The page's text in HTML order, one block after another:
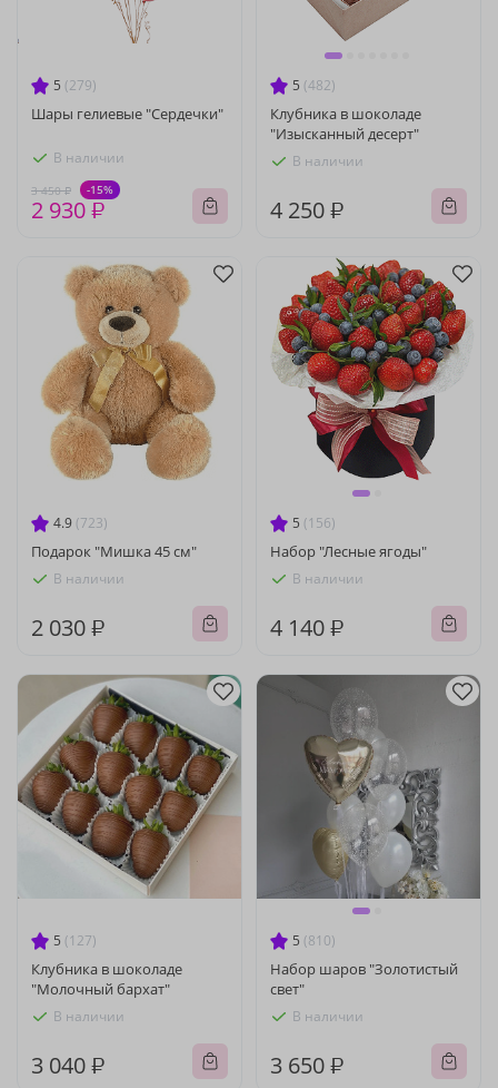
5 (279)
Шары гелиевые "Сердечки"
В наличии
3 450 ₽ -15%
2 930 ₽
5 (482)
Клубника в шоколаде
"Изысканный десерт"
В наличии
4 250 ₽
4.9 (723)
Подарок "Мишка 45 см"
В наличии
2 030 ₽
5 (156)
Набор "Лесные ягоды"
В наличии
4 140 ₽
5 (127)
Клубника в шоколаде
"Молочный бархат"
В наличии
3 040 ₽
5 (810)
Набор шаров "Золотистый
свет"
В наличии
3 650 ₽